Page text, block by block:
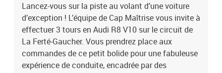
Lancez-vous sur la piste au volant d’une voiture
d’exception ! L’équipe de Cap Maîtrise vous invite à
effectuer 3 tours en Audi R8 V10 sur le circuit de
La Ferté-Gaucher. Vous prendrez place aux
commandes de ce petit bolide pour une fabuleuse
expérience de conduite, encadrée par des